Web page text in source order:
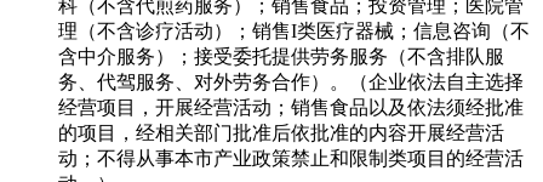
科（不含代煎药服务）；销售食品；投资管理；医院管
理（不含诊疗活动）；销售I类医疗器械；信息咨询（不
含中介服务）；接受委托提供劳务服务（不含排队服
务、代驾服务、对外劳务合作）。（企业依法自主选择
经营项目，开展经营活动；销售食品以及依法须经批准
的项目，经相关部门批准后依批准的内容开展经营活
动；不得从事本市产业政策禁止和限制类项目的经营活